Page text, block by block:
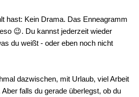
hast: Kein Drama. Das Enneagramm
😉. Du kannst jederzeit wieder
du weißt - oder eben noch nicht
dazwischen, mit Urlaub, viel Arbeit
falls du gerade überlegst, ob du